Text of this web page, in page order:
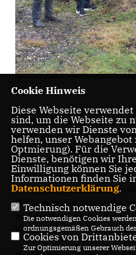
Der Parlamentarier hat in
durch die beim Wolf mit
Populationssteigerung von
Gefahren für Mensch und
sich auch bereits mehrere
wie Matthias Eul anmerkte,
Weidetiere, die immer öfter
und der damit verbundene
Weidetierhalter muss
Cookie Hinweis
Diese Webseite
sind, um die Webseite zu
verwenden wir Dienste
helfen, unser
Optmierung). Für die
Dienste, benötigen wir
Einwilligung können Sie
Informationen finden Sie
Datenschutzerklärung.
Technisch notwendige
Die notwendigen Cookies
ordnungsgemäßen Gebrauch
Cookies von
Zur Optimierung unserer